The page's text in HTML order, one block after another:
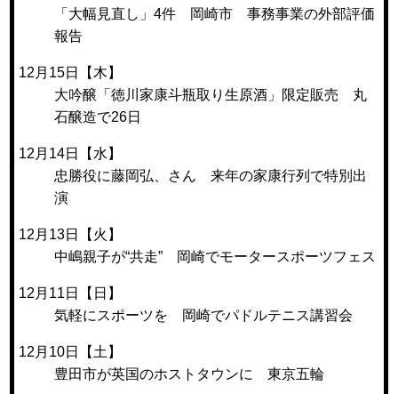
「大幅見直し」4件 岡崎市 事務事業の外部評価
報告
12月15日【木】
大吟醸「徳川家康斗瓶取り生原酒」限定販売 丸
石醸造で26日
12月14日【水】
忠勝役に藤岡弘、さん 来年の家康行列で特別出
演
12月13日【火】
中嶋親子が“共走” 岡崎でモータースポーツフェス
12月11日【日】
気軽にスポーツを 岡崎でパドルテニス講習会
12月10日【土】
豊田市が英国のホストタウンに 東京五輪